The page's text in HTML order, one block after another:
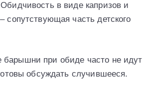
в виде капризов и
сопутствующая часть детского
при обиде часто не идут
обсуждать случившееся.